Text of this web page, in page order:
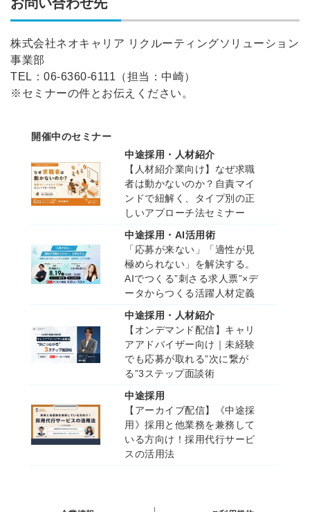
株式会社ネオキャリア リクルーティングソリューション
事業部
TEL：06-6360-6111（担当：中崎）
※セミナーの件とお伝えください。
開催中のセミナー
中途採用・人材紹介
【人材紹介業向け】なぜ求職
者は動かないのか？自責マイ
ンドで紐解く、タイプ別の正
しいアプローチ法セミナー
中途採用・AI活用術
「応募が来ない」「適性が見
極められない」を解決する。
AIでつくる”刺さる求人票”×デ
ータからつくる活躍人材定義
中途採用・人材紹介
【オンデマンド配信】キャリ
アアドバイザー向け｜未経験
でも応募が取れる”次に繋が
る”3ステップ面談術
中途採用
【アーカイブ配信】《中途採
用》採用と他業務を兼務して
いる方向け！採用代行サービ
スの活用法